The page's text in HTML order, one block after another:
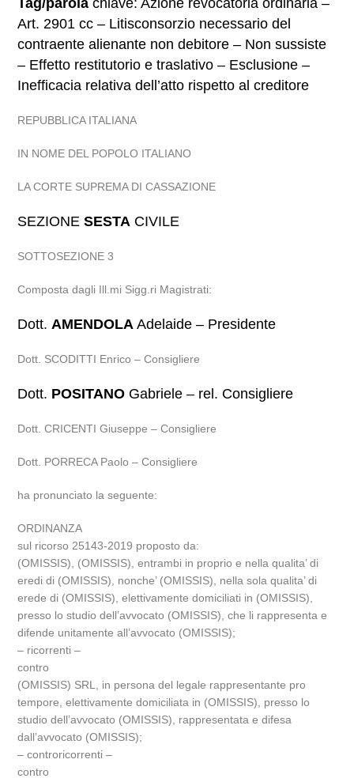
Tag/parola chiave: Azione revocatoria ordinaria –
Art. 2901 cc – Litisconsorzio necessario del
contraente alienante non debitore – Non sussiste
– Effetto restitutorio e traslativo – Esclusione –
Inefficacia relativa dell’atto rispetto al creditore
REPUBBLICA ITALIANA
IN NOME DEL POPOLO ITALIANO
LA CORTE SUPREMA DI CASSAZIONE
SEZIONESESTA CIVILE
SOTTOSEZIONE 3
Composta dagli Ill.mi Sigg.ri Magistrati:
Dott.AMENDOLA Adelaide – Presidente
Dott. SCODITTI Enrico – Consigliere
Dott. POSITANO Gabriele – rel. Consigliere
Dott. CRICENTI Giuseppe – Consigliere
Dott. PORRECA Paolo – Consigliere
ha pronunciato la seguente:
ORDINANZA
sul ricorso 25143-2019 proposto da:
(OMISSIS), (OMISSIS), entrambi in proprio e nella qualita’ di
eredi di (OMISSIS), nonche’ (OMISSIS), nella sola qualita’ di
erede di (OMISSIS), elettivamente domiciliati in (OMISSIS),
presso lo studio dell’avvocato (OMISSIS), che li rappresenta e
difende unitamente all’avvocato (OMISSIS);
– ricorrenti –
contro
(OMISSIS) SRL, in persona del legale rappresentante pro
tempore, elettivamente domiciliata in (OMISSIS), presso lo
studio dell’avvocato (OMISSIS), rappresentata e difesa
dall’avvocato (OMISSIS);
– controricorrenti –
contro